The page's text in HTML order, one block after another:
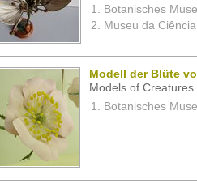
Botanisches
Museu da
Modell der Blüte
Models of
Botanisches